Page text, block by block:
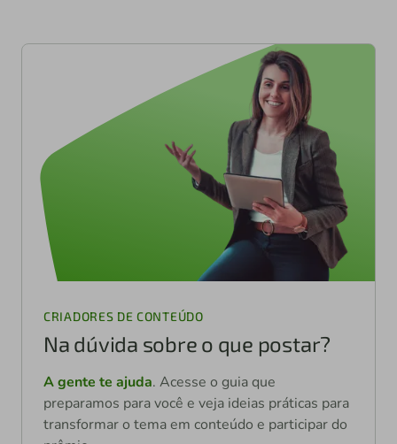
Demonstração de impacto mensurável
nas comunidades digitais
CRIADORES DE CONTEÚDO
Na dúvida sobre o que postar?
A gente te ajuda. Acesse o guia que
preparamos para você e veja ideias práticas para
transformar o tema em conteúdo e participar do